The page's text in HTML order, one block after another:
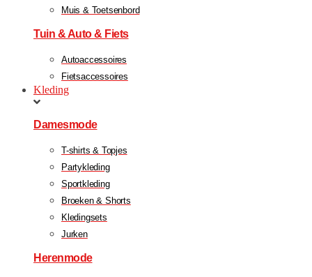
Muis & Toetsenbord
Tuin & Auto & Fiets
Autoaccessoires
Fietsaccessoires
Kleding
Damesmode
T-shirts & Topjes
Partykleding
Sportkleding
Broeken & Shorts
Kledingsets
Jurken
Herenmode